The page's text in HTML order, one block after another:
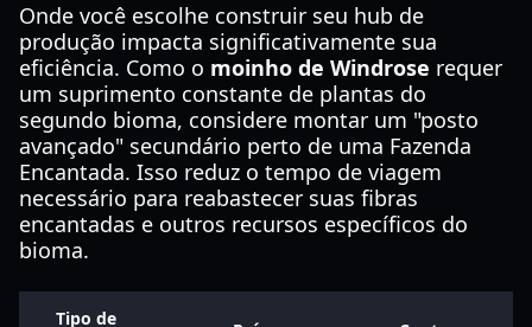
Onde você escolhe construir seu hub de
produção impacta significativamente sua
eficiência. Como o moinho de Windrose requer
um suprimento constante de plantas do
segundo bioma, considere montar um "posto
avançado" secundário perto de uma Fazenda
Encantada. Isso reduz o tempo de viagem
necessário para reabastecer suas fibras
encantadas e outros recursos específicos do
bioma.
Tipo de